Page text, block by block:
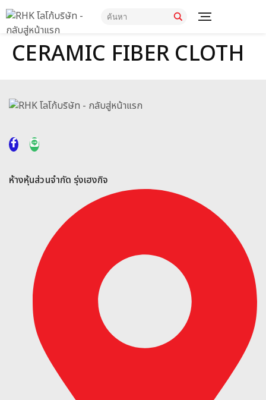
CERAMIC FIBER CLOTH
ห้างหุ้นส่วนจำกัด รุ่งเฮงกิจ